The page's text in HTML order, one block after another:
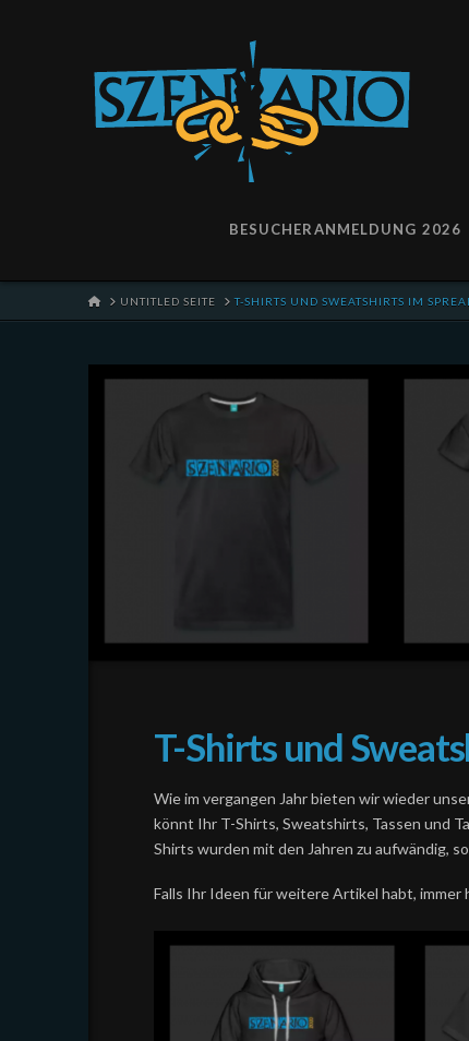
BESUCHERANMELDUNG 2026
HOMEUNTITLED SEITE T-SHIRTS UND SWEATSHIRTS IM
T-Shirts und
Wie im vergangen Jahr bieten wir wieder
könnt Ihr T-Shirts, Sweatshirts, Tassen und
Shirts wurden mit den Jahren zu aufwändig,
Falls Ihr Ideen für weitere Artikel habt, immer